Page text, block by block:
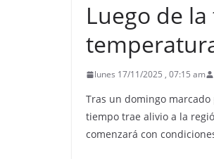
Luego de
lunes 17/11/2025 , 07:15 am
Tras un domingo
tiempo trae alivio a la
comenzará con